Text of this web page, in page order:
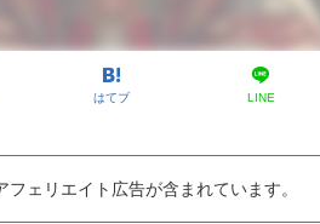
はてブ LINE
フェリエイト広告が含まれています。